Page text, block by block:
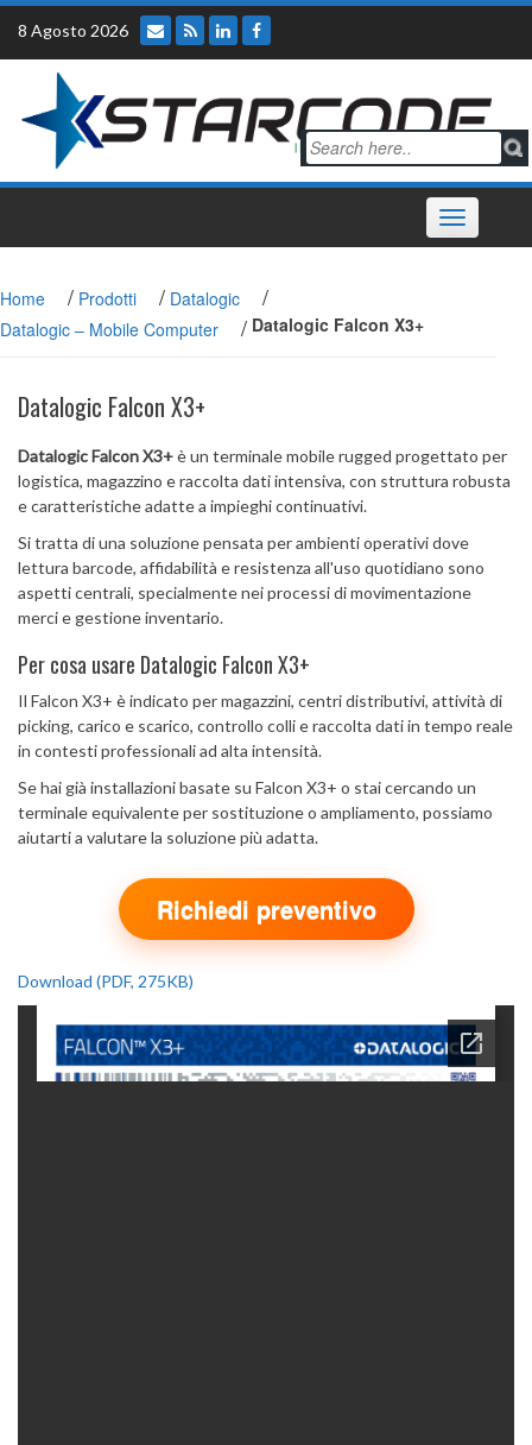
Skip
content
8 Agosto 2026
Toggle
navigation
Home / Prodotti / Datalogic /
Datalogic – Mobile Computer / Datalogic Falcon X3+
Datalogic Falcon X3+
Datalogic Falcon X3+è un terminale mobile rugged progettato per
logistica, magazzino e raccolta dati intensiva, con struttura robusta
e caratteristiche adatte a impieghi continuativi.
Si tratta di una soluzione pensata per ambienti operativi dove
lettura barcode, affidabilità e resistenza all'uso quotidiano sono
aspetti centrali, specialmente nei processi di movimentazione
merci e gestione inventario.
Per cosa usare Datalogic Falcon X3+
Il Falcon X3+ è indicato per magazzini, centri distributivi, attività di
picking, carico e scarico, controllo colli e raccolta dati in tempo reale
in contesti professionali ad alta intensità.
Se hai già installazioni basate su Falcon X3+ o stai cercando un
terminale equivalente per sostituzione o ampliamento, possiamo
aiutarti a valutare la soluzione più adatta.
Richiedi preventivo
Download (PDF, 275KB)